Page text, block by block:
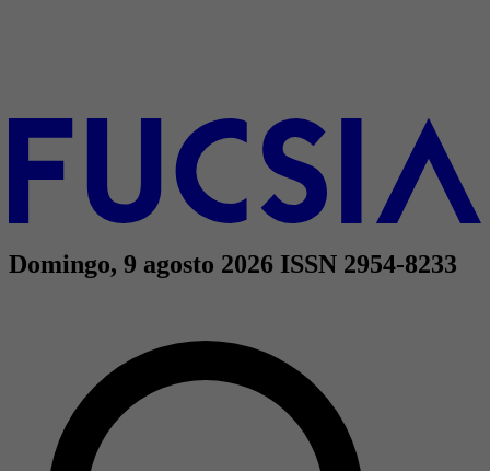
Domingo, 9 agosto 2026 ISSN 2954-8233